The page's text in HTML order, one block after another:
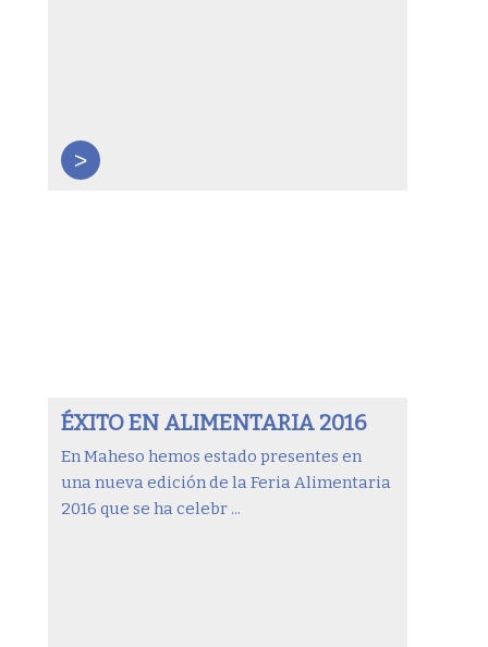
>
ÉXITO EN ALIMENTARIA 2016
En Maheso hemos estado presentes en
una nueva edición de la Feria Alimentaria
2016 que se ha celebr ...